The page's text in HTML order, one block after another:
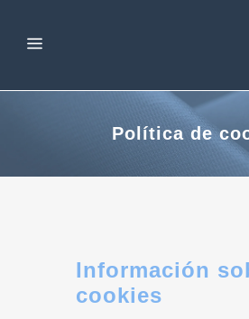
Política de
Información
cookies